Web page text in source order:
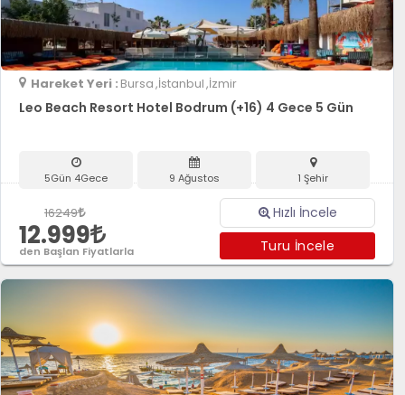
Hareket Yeri : Bursa,İstanbul,İzmir
Leo Beach Resort Hotel Bodrum (+16) 4 Gece 5 Gün
5Gün 4Gece 9 Ağustos 1 Şehir
16249
12.999
den Başlan Fiyatlarla
Hızlı İncele
Turu İncele